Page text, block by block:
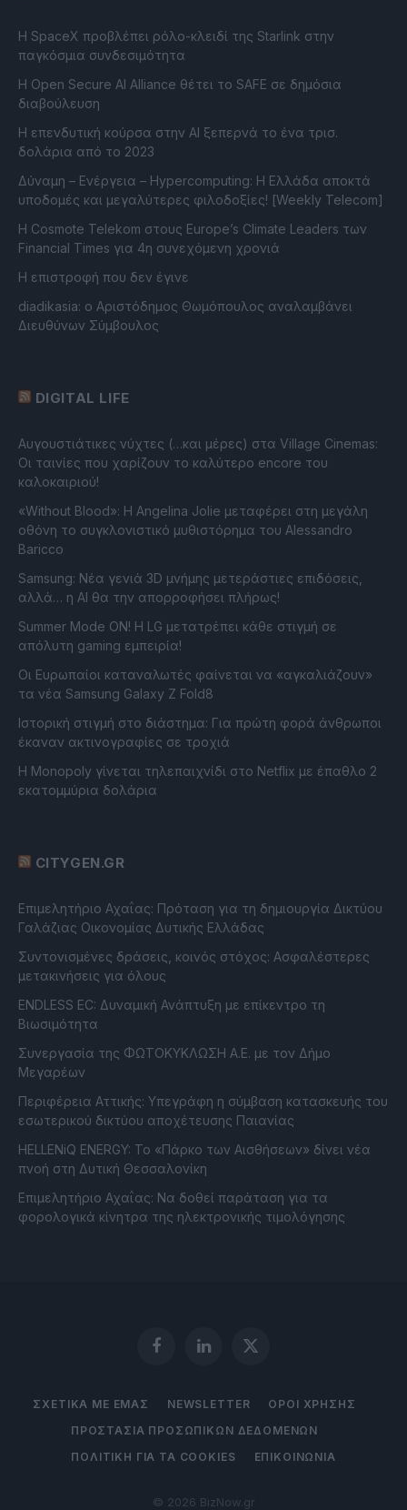
Η SpaceX προβλέπει ρόλο-κλειδί της Starlink στην
παγκόσμια συνδεσιμότητα
Η Open Secure AI Alliance θέτει το SAFE σε δημόσια
διαβούλευση
Η επενδυτική κούρσα στην AI ξεπερνά το ένα τρισ.
δολάρια από το 2023
Δύναμη – Ενέργεια – Ηypercomputing: Η Ελλάδα αποκτά
υποδομές και μεγαλύτερες φιλοδοξίες! [Weekly Telecom]
Η Cosmote Telekom στους Europe’s Climate Leaders των
Financial Times για 4η συνεχόμενη χρονιά
Η επιστροφή που δεν έγινε
diadikasia: ο Αριστόδημος Θωμόπουλος αναλαμβάνει
Διευθύνων Σύμβουλος
DIGITAL LIFE
Αυγουστιάτικες νύχτες (…και μέρες) στα Village Cinemas:
Οι ταινίες που χαρίζουν το καλύτερο encore του
καλοκαιριού!
«Without Blood»: Η Angelina Jolie μεταφέρει στη μεγάλη
οθόνη το συγκλονιστικό μυθιστόρημα του Alessandro
Baricco
Samsung: Νέα γενιά 3D μνήμης μετεράστιες επιδόσεις,
αλλά… η AI θα την απορροφήσει πλήρως!
Summer Mode ON! Η LG μετατρέπει κάθε στιγμή σε
απόλυτη gaming εμπειρία!
Οι Ευρωπαίοι καταναλωτές φαίνεται να «αγκαλιάζουν»
τα νέα Samsung Galaxy Z Fold8
Ιστορική στιγμή στο διάστημα: Για πρώτη φορά άνθρωποι
έκαναν ακτινογραφίες σε τροχιά
Η Monopoly γίνεται τηλεπαιχνίδι στο Netflix με έπαθλο 2
εκατομμύρια δολάρια
CITYGEN.GR
Επιμελητήριο Αχαΐας: Πρόταση για τη δημιουργία Δικτύου
Γαλάζιας Οικονομίας Δυτικής Ελλάδας
Συντονισμένες δράσεις, κοινός στόχος: Ασφαλέστερες
μετακινήσεις για όλους
ENDLESS EC: Δυναμική Ανάπτυξη με επίκεντρο τη
Βιωσιμότητα
Συνεργασία της ΦΩΤΟΚΥΚΛΩΣΗ Α.Ε. με τον Δήμο
Μεγαρέων
Περιφέρεια Αττικής: Υπεγράφη η σύμβαση κατασκευής του
εσωτερικού δικτύου αποχέτευσης Παιανίας
HELLENiQ ENERGY: Το «Πάρκο των Αισθήσεων» δίνει νέα
πνοή στη Δυτική Θεσσαλονίκη
Επιμελητήριο Αχαΐας: Να δοθεί παράταση για τα
φορολογικά κίνητρα της ηλεκτρονικής τιμολόγησης
FacebookLinkedInX
ΣΧΕΤΙΚΑ ΜΕ ΕΜΑΣ NEWSLETTER
ΟΡΟΙ ΧΡΗΣΗΣ
ΠΡΟΣΤΑΣΙΑ ΠΡΟΣΩΠΙΚΩΝ ΔΕΔΟΜΕΝΩΝ
ΠΟΛΙΤΙΚΗ ΓΙΑ ΤΑ COOKIES
ΕΠΙΚΟΙΝΩΝΙΑ
© 2026 BizNow.gr